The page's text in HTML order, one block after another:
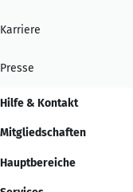
Karriere
Presse
Hilfe & Kontakt
Mitgliedschaften
Hauptbereiche